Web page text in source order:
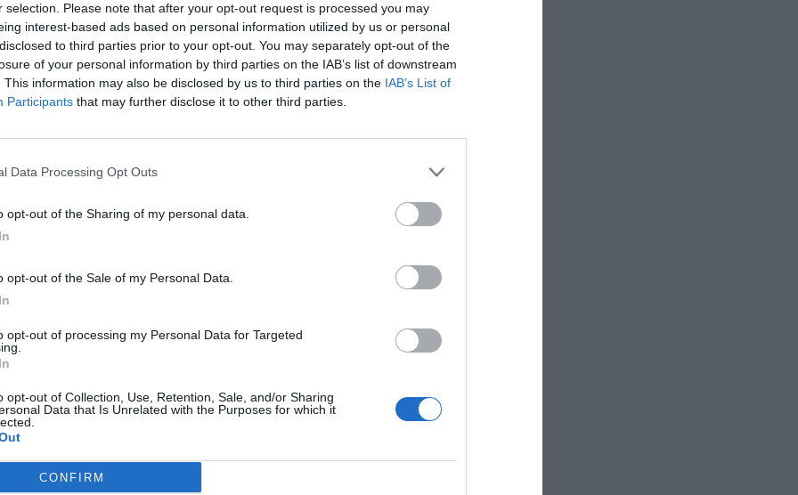
selection. Please note that after your opt-out request is processed you may
interest-based ads based on personal information utilized by us or personal
to third parties prior to your opt-out. You may separately opt-out of the
of your personal information by third parties on the IAB’s list of downstream
This information may also be disclosed by us to third parties on the IAB’s List of
Participants that may further disclose it to other third parties.
Data Processing Opt Outs
opt-out of the Sharing of my personal data.
opt-out of the Sale of my Personal Data.
opt-out of processing my Personal Data for Targeted
opt-out of Collection, Use, Retention, Sale, and/or Sharing
Data that Is Unrelated with the Purposes for which it
CONFIRM
molti giovani, a iniziare da Bonucci e Ranocchia.
e continueranno a lavorare con serietà e
aspirare a giocare in squadre importanti, anche
le promesse possono conquistare in futuro anche la
o puntate a qualcosa di più?
in serie A sia l'obiettivo principale. Certo che
di buon grado. Avevo detto all'inizio del
mantenuto la promessa.
ha dato tanto al Bari. E' alla guida di questa
vicina alle sorti di questo club.
momento positivo?
quando si parlava di vendita della società.
salito. C'è molta partecipazione attorno alle sorti
la Sampdoria ci hanno seguito cinquemila tifosi.
importanti?